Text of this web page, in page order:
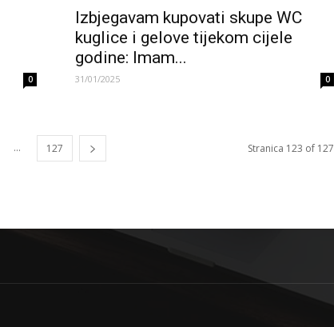
0
Izbjegavam kupovati skupe WC
kuglice i gelove tijekom cijele
godine: Imam...
31/01/2025 0
... 127 Stranica 123 of 127